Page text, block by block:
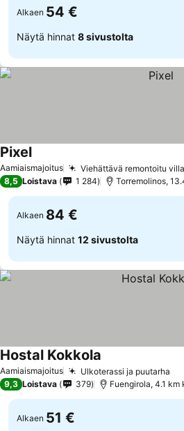
Alkaen 54 €
Näytä hinnat 8 sivustolta
Aamiaismajoitus Viehättävä remontoitu
PixelKatso hinnat
8,5 Loistava 1 284 Torremolinos,
Alkaen 84 €
Näytä hinnat 12 sivustolta
Aamiaismajoitus Ulkoterassi ja puutarha
Hostal Kokkola
9,3 Loistava 379 Fuengirola, 4.1
Alkaen 51 €